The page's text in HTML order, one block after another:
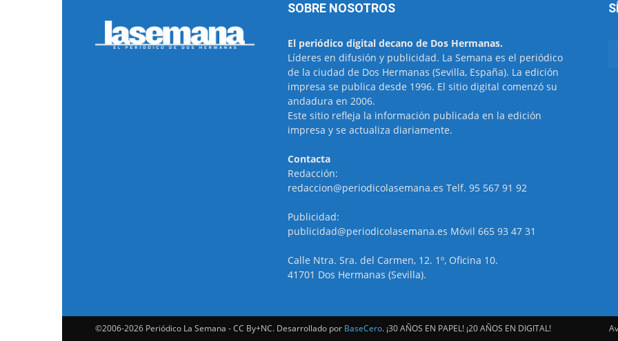
SOBRE NOSOTROS
El periódico digital decano de Dos Hermanas.
Líderes en difusión y publicidad. La Semana es el periódico
de la ciudad de Dos Hermanas (Sevilla, España). La edición
impresa se publica desde 1996. El sitio digital comenzó su
andadura en 2006.
Este sitio refleja la información publicada en la edición
impresa y se actualiza diariamente.
Contacta
Redacción:
redaccion@periodicolasemana.es Telf. 95 567 91 92
Publicidad:
publicidad@periodicolasemana.es Móvil 665 93 47 31
Calle Ntra. Sra. del Carmen, 12. 1º, Oficina 10.
41701 Dos Hermanas (Sevilla).
©2006-2026 Periódico La Semana - CC By+NC. Desarrollado por BaseCero. ¡30 AÑOS EN PAPEL! ¡20 AÑOS EN DIGITAL!